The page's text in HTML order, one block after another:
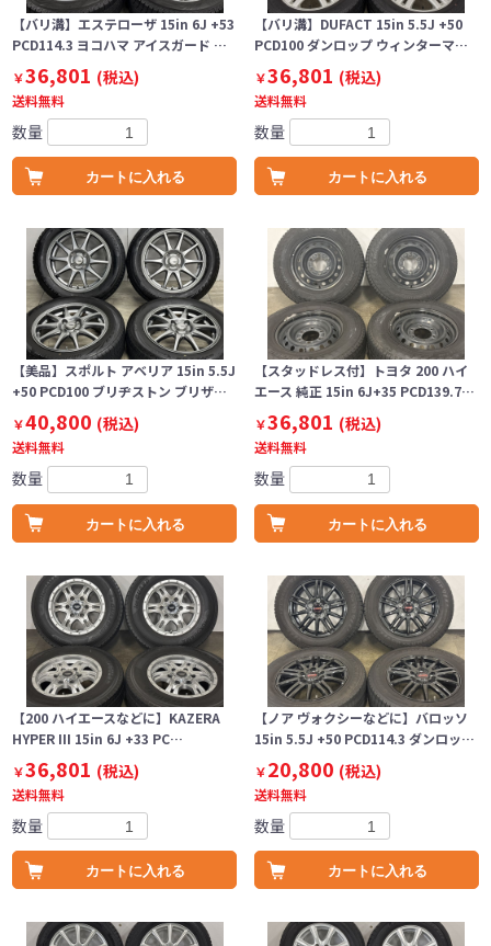
【バリ溝】エステローザ 15in 6J +53
PCD114.3 ヨコハマ アイスガード …
￥36,801 (税込)
送料無料
数量
カートに入れる
【バリ溝】DUFACT 15in 5.5J +50
PCD100 ダンロップ ウィンターマ…
￥36,801 (税込)
送料無料
数量
カートに入れる
【美品】スポルト アベリア 15in 5.5J
+50 PCD100 ブリヂストン ブリザ…
￥40,800 (税込)
送料無料
数量
カートに入れる
【スタッドレス付】トヨタ 200 ハイ
エース 純正 15in 6J+35 PCD139.7…
￥36,801 (税込)
送料無料
数量
カートに入れる
【200 ハイエースなどに】KAZERA
HYPER III 15in 6J +33 PC…
￥36,801 (税込)
送料無料
数量
カートに入れる
【ノア ヴォクシーなどに】バロッソ
15in 5.5J +50 PCD114.3 ダンロッ…
￥20,800 (税込)
送料無料
数量
カートに入れる